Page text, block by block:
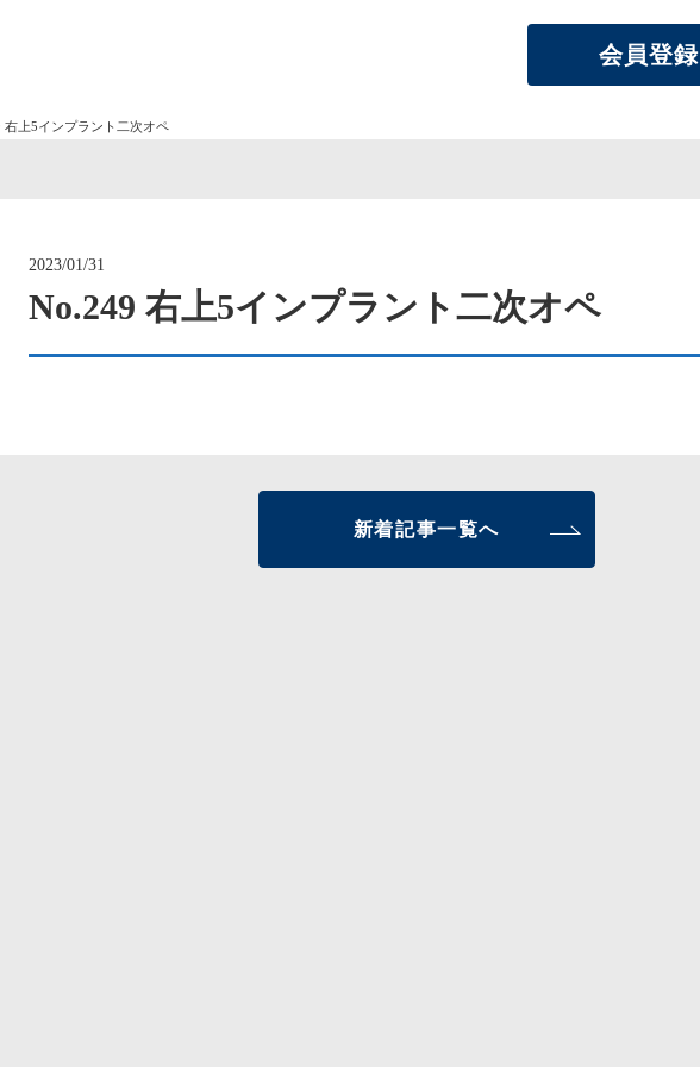
会員登録
右上5インプラント二次オペ
2023/01/31
No.249 右上5インプラント二次オペ
新着記事一覧へ